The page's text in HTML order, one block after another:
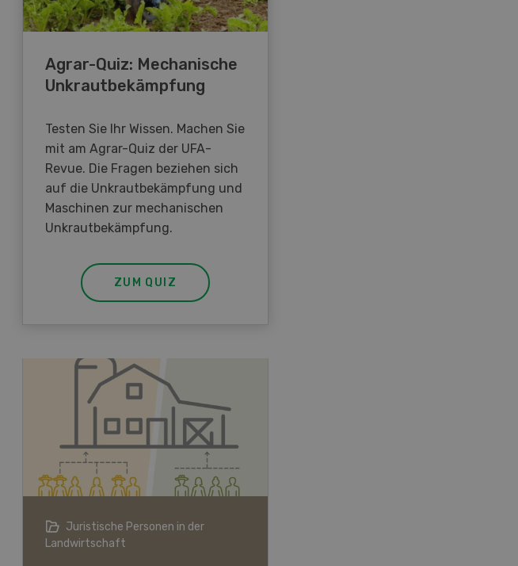
Agrar-Quiz: Mechanische
Unkrautbekämpfung
Testen Sie Ihr Wissen. Machen Sie
mit am Agrar-Quiz der UFA-
Revue. Die Fragen beziehen sich
auf die Unkrautbekämpfung und
Maschinen zur mechanischen
Unkrautbekämpfung.
ZUM QUIZ
Juristische Personen in der
Landwirtschaft